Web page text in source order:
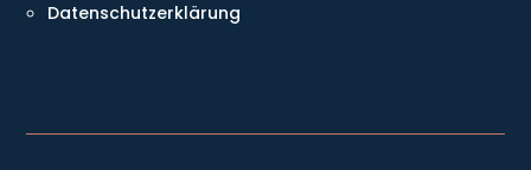
Datenschutzerklärung